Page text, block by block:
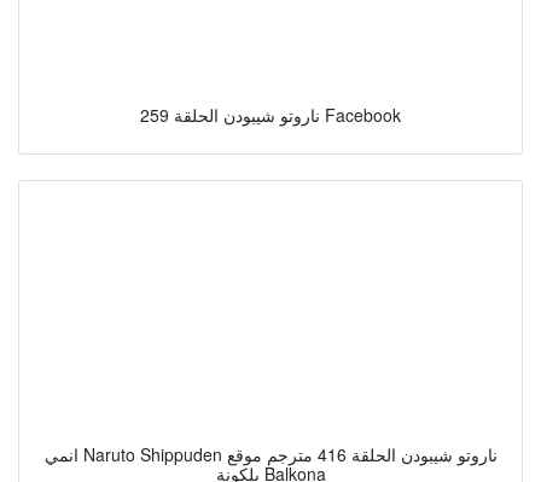
ناروتو شيبودن الحلقة 259 Facebook
انمي Naruto Shippuden ناروتو شيبودن الحلقة 416 مترجم موقع
بلكونة Balkona